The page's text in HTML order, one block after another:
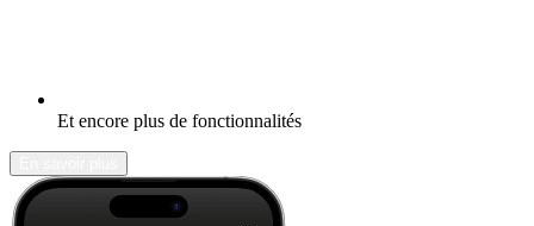
Et encore plus de fonctionnalités